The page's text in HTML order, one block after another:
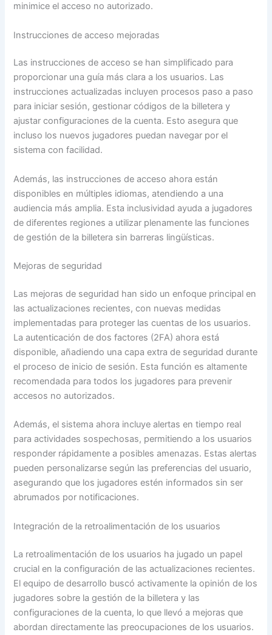
minimice el acceso no autorizado.
Instrucciones de acceso mejoradas
Las instrucciones de acceso se han simplificado para
proporcionar una guía más clara a los usuarios. Las
instrucciones actualizadas incluyen procesos paso a paso
para iniciar sesión, gestionar códigos de la billetera y
ajustar configuraciones de la cuenta. Esto asegura que
incluso los nuevos jugadores puedan navegar por el
sistema con facilidad.
Además, las instrucciones de acceso ahora están
disponibles en múltiples idiomas, atendiendo a una
audiencia más amplia. Esta inclusividad ayuda a jugadores
de diferentes regiones a utilizar plenamente las funciones
de gestión de la billetera sin barreras lingüísticas.
Mejoras de seguridad
Las mejoras de seguridad han sido un enfoque principal en
las actualizaciones recientes, con nuevas medidas
implementadas para proteger las cuentas de los usuarios.
La autenticación de dos factores (2FA) ahora está
disponible, añadiendo una capa extra de seguridad durante
el proceso de inicio de sesión. Esta función es altamente
recomendada para todos los jugadores para prevenir
accesos no autorizados.
Además, el sistema ahora incluye alertas en tiempo real
para actividades sospechosas, permitiendo a los usuarios
responder rápidamente a posibles amenazas. Estas alertas
pueden personalizarse según las preferencias del usuario,
asegurando que los jugadores estén informados sin ser
abrumados por notificaciones.
Integración de la retroalimentación de los usuarios
La retroalimentación de los usuarios ha jugado un papel
crucial en la configuración de las actualizaciones recientes.
El equipo de desarrollo buscó activamente la opinión de los
jugadores sobre la gestión de la billetera y las
configuraciones de la cuenta, lo que llevó a mejoras que
abordan directamente las preocupaciones de los usuarios.